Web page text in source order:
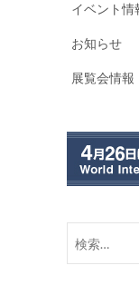
イベント情
お知らせ
展覧会情報